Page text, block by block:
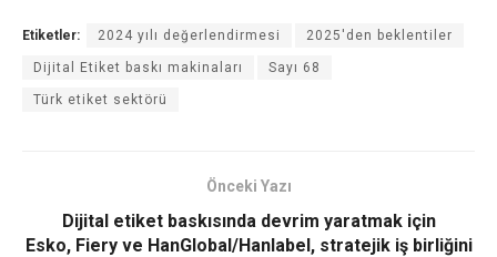
Etiketler: 2024 yılı değerlendirmesi 2025'den beklentiler
Dijital Etiket baskı makinaları Sayı 68
Türk etiket sektörü
Önceki Yazı
Dijital etiket baskısında devrim yaratmak için
Esko, Fiery ve HanGlobal/Hanlabel, stratejik iş birliğini